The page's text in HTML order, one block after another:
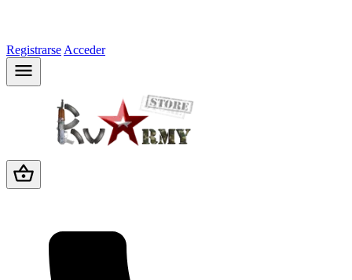
Registrarse Acceder